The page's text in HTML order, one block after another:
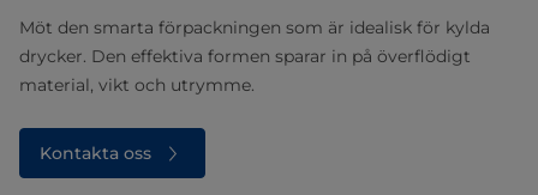
Möt den smarta förpackningen som är idealisk för kylda
drycker. Den effektiva formen sparar in på överflödigt
material, vikt och utrymme.
Kontakta oss